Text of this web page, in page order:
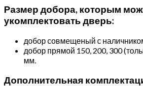
Размер добора, которым
укомплектовать дверь:
добор совмещеный с
добор прямой 150, 200, 300
мм.
Дополнительная